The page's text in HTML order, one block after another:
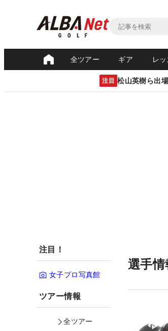
全ツアー ギア レ
注目 松山英樹ら出
注目！
女子プロ写真館
ツアー情報
全ツアー
選手情